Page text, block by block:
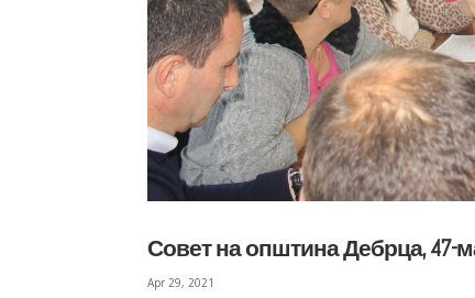
Совет на општина Дебрца, 47-
Apr 29, 2021